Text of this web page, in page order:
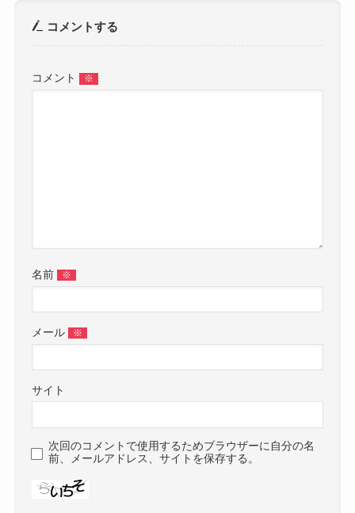
コメントする
コメント ※
名前 ※
メール ※
サイト
次回のコメントで使用するためブラウザーに自分の名
前、メールアドレス、サイトを保存する。